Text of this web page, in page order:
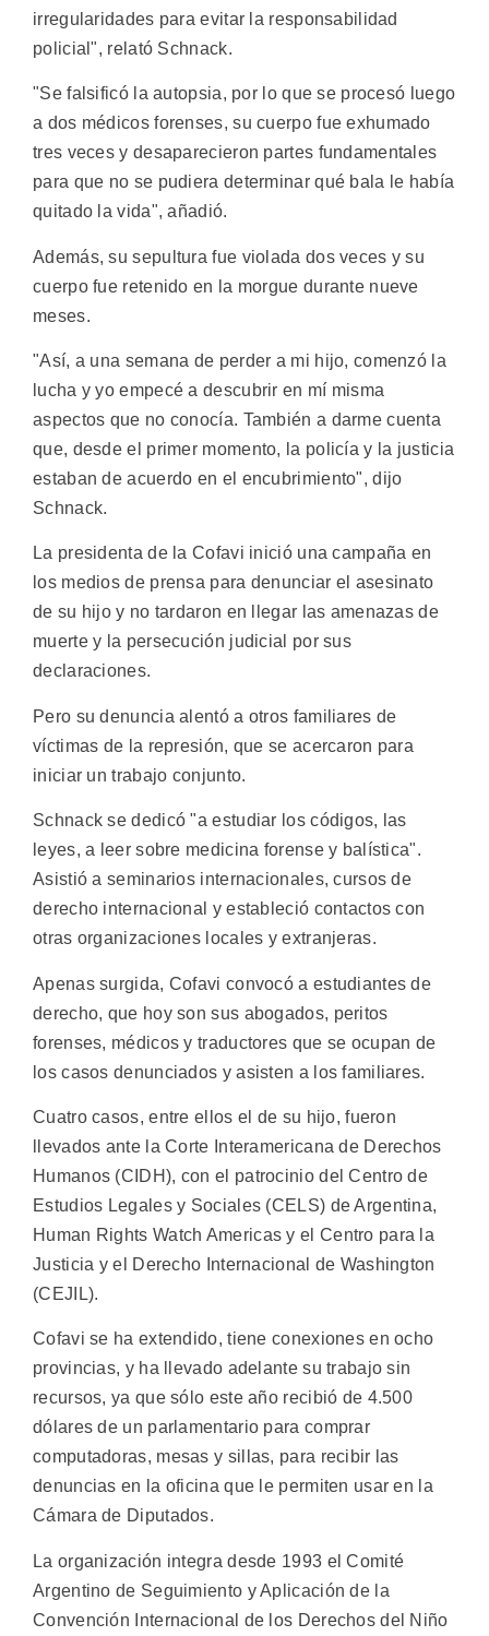
irregularidades para evitar la responsabilidad
policial", relató Schnack.
"Se falsificó la autopsia, por lo que se procesó luego
a dos médicos forenses, su cuerpo fue exhumado
tres veces y desaparecieron partes fundamentales
para que no se pudiera determinar qué bala le había
quitado la vida", añadió.
Además, su sepultura fue violada dos veces y su
cuerpo fue retenido en la morgue durante nueve
meses.
"Así, a una semana de perder a mi hijo, comenzó la
lucha y yo empecé a descubrir en mí misma
aspectos que no conocía. También a darme cuenta
que, desde el primer momento, la policía y la justicia
estaban de acuerdo en el encubrimiento", dijo
Schnack.
La presidenta de la Cofavi inició una campaña en
los medios de prensa para denunciar el asesinato
de su hijo y no tardaron en llegar las amenazas de
muerte y la persecución judicial por sus
declaraciones.
Pero su denuncia alentó a otros familiares de
víctimas de la represión, que se acercaron para
iniciar un trabajo conjunto.
Schnack se dedicó "a estudiar los códigos, las
leyes, a leer sobre medicina forense y balística".
Asistió a seminarios internacionales, cursos de
derecho internacional y estableció contactos con
otras organizaciones locales y extranjeras.
Apenas surgida, Cofavi convocó a estudiantes de
derecho, que hoy son sus abogados, peritos
forenses, médicos y traductores que se ocupan de
los casos denunciados y asisten a los familiares.
Cuatro casos, entre ellos el de su hijo, fueron
llevados ante la Corte Interamericana de Derechos
Humanos (CIDH), con el patrocinio del Centro de
Estudios Legales y Sociales (CELS) de Argentina,
Human Rights Watch Americas y el Centro para la
Justicia y el Derecho Internacional de Washington
(CEJIL).
Cofavi se ha extendido, tiene conexiones en ocho
provincias, y ha llevado adelante su trabajo sin
recursos, ya que sólo este año recibió de 4.500
dólares de un parlamentario para comprar
computadoras, mesas y sillas, para recibir las
denuncias en la oficina que le permiten usar en la
Cámara de Diputados.
La organización integra desde 1993 el Comité
Argentino de Seguimiento y Aplicación de la
Convención Internacional de los Derechos del Niño